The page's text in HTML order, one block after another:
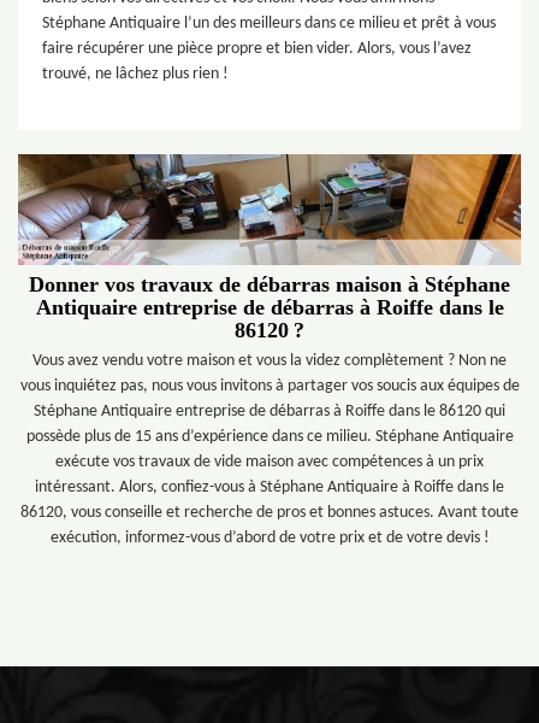
Stéphane Antiquaire l’un des meilleurs dans ce milieu et prêt à vous
faire récupérer une pièce propre et bien vider. Alors, vous l’avez
trouvé, ne lâchez plus rien !
Donner vos travaux de débarras maison à Stéphane
Antiquaire entreprise de débarras à Roiffe dans le
86120 ?
Vous avez vendu votre maison et vous la videz complètement ? Non ne
vous inquiétez pas, nous vous invitons à partager vos soucis aux équipes de
Stéphane Antiquaire entreprise de débarras à Roiffe dans le 86120 qui
possède plus de 15 ans d’expérience dans ce milieu. Stéphane Antiquaire
exécute vos travaux de vide maison avec compétences à un prix
intéressant. Alors, confiez-vous à Stéphane Antiquaire à Roiffe dans le
86120, vous conseille et recherche de pros et bonnes astuces. Avant toute
exécution, informez-vous d’abord de votre prix et de votre devis !